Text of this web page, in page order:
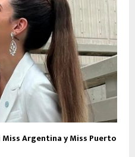
Argentina y Miss Puerto